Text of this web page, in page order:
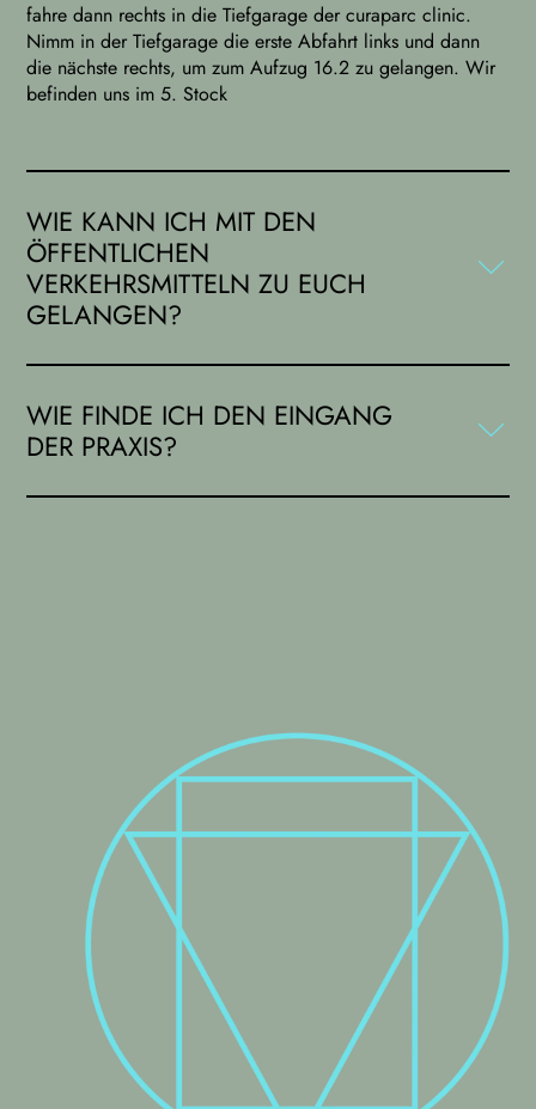
fahre dann rechts in die Tiefgarage der curaparc clinic.
Nimm in der Tiefgarage die erste Abfahrt links und dann
die nächste rechts, um zum Aufzug 16.2 zu gelangen. Wir
befinden uns im 5. Stock
WIE KANN ICH MIT DEN
ÖFFENTLICHEN
VERKEHRSMITTELN ZU EUCH
GELANGEN?
die Wilhelm-Quetsch-Straße in Bretzenheim. Von hier auf
sind es ca.10min zu Fuß zu uns in die Praxis in die Haifa-
Allee 16.
WIE FINDE ICH DEN EINGANG
DER PRAXIS?